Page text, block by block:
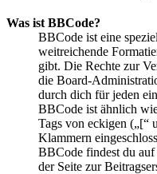
Was ist BBCode?
BBCode ist eine
weitreichende
gibt. Die Rechte zur
die Board-
durch dich für jeden
BBCode ist ähnlich
Tags von eckigen („[“
Klammern
BBCode findest du
der Seite zur